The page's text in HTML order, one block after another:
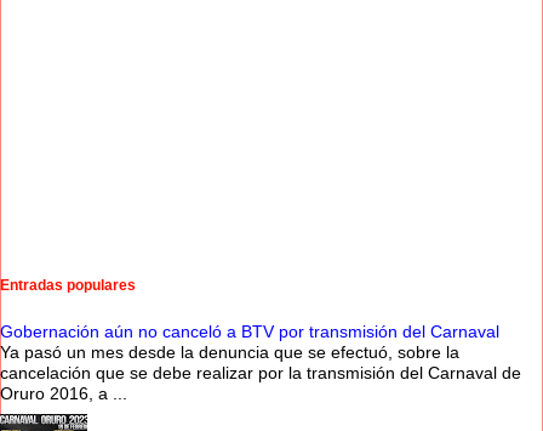
Entradas populares
Gobernación aún no canceló a BTV por transmisión del Carnaval
Ya pasó un mes desde la denuncia que se efectuó, sobre la
cancelación que se debe realizar por la transmisión del Carnaval de
Oruro 2016, a ...